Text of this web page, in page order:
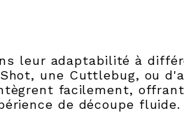
leur adaptabilité à
une Cuttlebug, ou
facilement,
de découpe fluide.